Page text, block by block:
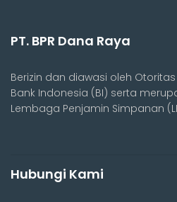
PT. BPR Dana Raya
Berizin dan diawasi oleh
Bank Indonesia (BI) serta
Lembaga Penjamin Simpanan
Hubungi Kami